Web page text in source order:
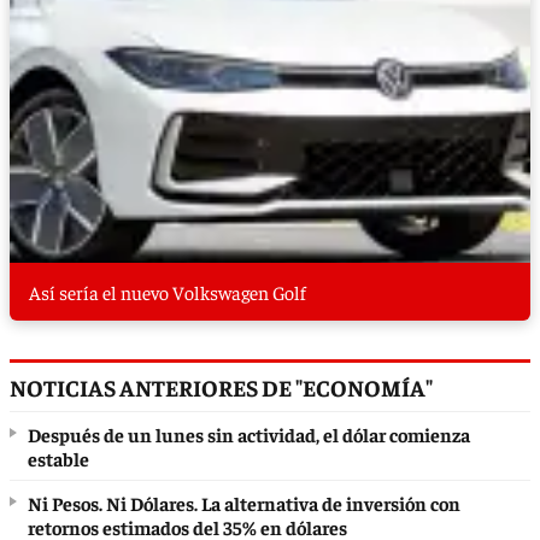
Así sería el nuevo Volkswagen Golf
NOTICIAS ANTERIORES DE "ECONOMÍA"
Después de un lunes sin actividad, el dólar comienza
estable
Ni Pesos. Ni Dólares. La alternativa de inversión con
retornos estimados del 35% en dólares